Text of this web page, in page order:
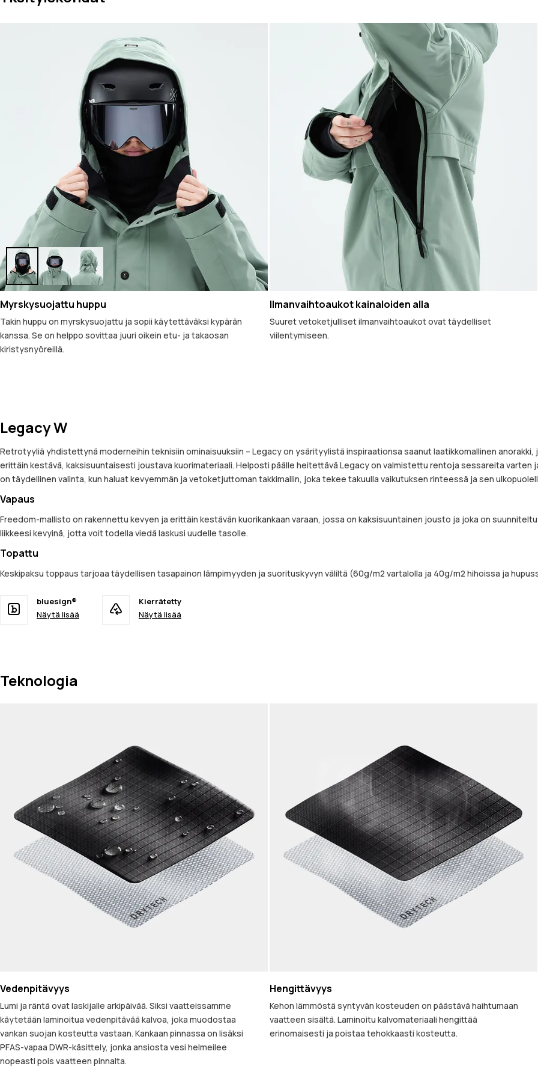
Myrskysuojattu huppu
Takin huppu on myrskysuojattu ja sopii käytettäväksi kypärän
kanssa. Se on helppo sovittaa juuri oikein etu- ja takaosan
kiristysnyöreillä.
Ilmanvaihtoaukot kainaloiden alla
Suuret vetoketjulliset ilmanvaihtoaukot ovat täydelliset
viilentymiseen.
Legacy W
Retrotyyliä yhdistettynä moderneihin teknisiin ominaisuuksiin – Legacy on ysärityylistä inspiraationsa saanut laatikkomallinen
erittäin kestävä, kaksisuuntaisesti joustava kuorimateriaali. Helposti päälle heitettävä Legacy on valmistettu rentoja sessareita varten
on täydellinen valinta, kun haluat kevyemmän ja vetoketjuttoman takkimallin, joka tekee takuulla vaikutuksen rinteessä ja sen
Vapaus
Freedom-mallisto on rakennettu kevyen ja erittäin kestävän kuorikankaan varaan, jossa on kaksisuuntainen jousto ja joka on
liikkeesi kevyinä, jotta voit todella viedä laskusi uudelle tasolle.
Topattu
Keskipaksu toppaus tarjoaa täydellisen tasapainon lämpimyyden ja suorituskyvyn väliltä (60g/m2 vartalolla ja 40g/m2 hihoissa ja
bluesign®
Näytä lisää
Kierrätetty
Näytä lisää
Teknologia
Vedenpitävyys
Lumi ja räntä ovat laskijalle arkipäivää. Siksi vaatteissamme
käytetään laminoitua vedenpitävää kalvoa, joka muodostaa
vankan suojan kosteutta vastaan. Kankaan pinnassa on lisäksi
PFAS-vapaa DWR-käsittely, jonka ansiosta vesi helmeilee
nopeasti pois vaatteen pinnalta.
Hengittävyys
Kehon lämmöstä syntyvän kosteuden on päästävä haihtumaan
vaatteen sisältä. Laminoitu kalvomateriaali hengittää
erinomaisesti ja poistaa tehokkaasti kosteutta.